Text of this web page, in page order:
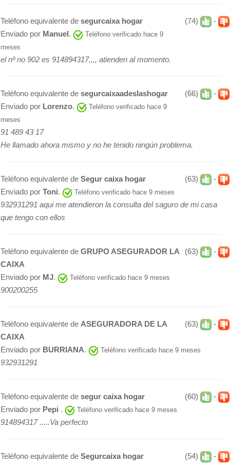
(74) -
Teléfono equivalente de segurcaixa hogar
Enviado por Manuel .
Teléfono verificado hace 9
meses
el nº no 902 es 914894317,,,, atienden al momento.
(66) -
Teléfono equivalente de segurcaixaadeslashogar
Enviado por Lorenzo.
Teléfono verificado hace 9
meses
91 489 43 17
He llamado ahora mismo y no he tenido ningún problema.
(63) -
Teléfono equivalente de Segur caixa hogar
Enviado por Toni. Teléfono verificado hace 9 meses
932931291 aqui me atendieron la consulta del saguro de mi casa
que tengo con ellos
(63) -
Teléfono equivalente de GRUPO ASEGURADOR LA
CAIXA
Enviado por MJ. Teléfono verificado hace 9 meses
900200255
(63) -
Teléfono equivalente de ASEGURADORA DE LA
CAIXA
Enviado por BURRIANA. Teléfono verificado hace 9 meses
932931291
(60) -
Teléfono equivalente de segur caixa hogar
Enviado por Pepi . Teléfono verificado hace 9 meses
914894317 .....Va perfecto
(54) -
Teléfono equivalente de Segurcaixa hogar